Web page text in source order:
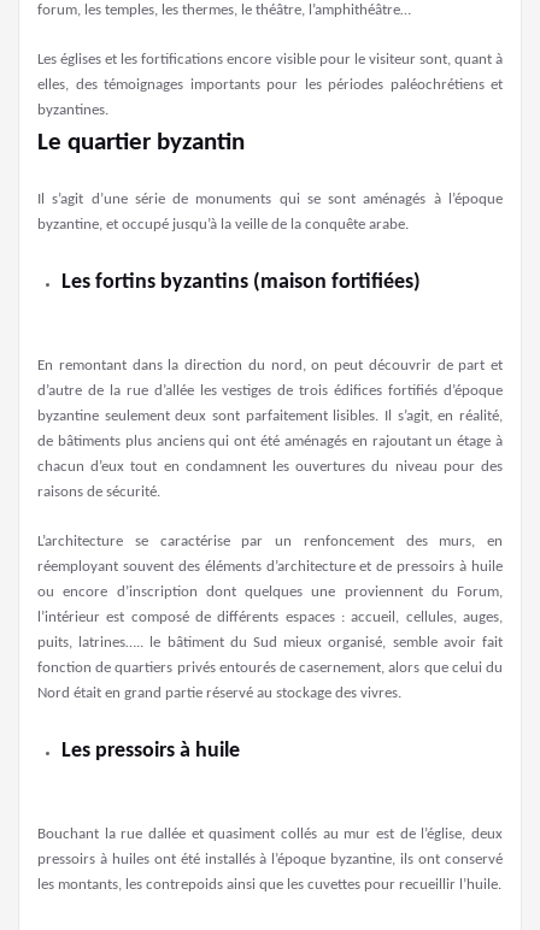
forum, les temples, les thermes, le théâtre, l’amphithéâtre…
Les églises et les fortifications encore visible pour le visiteur sont, quant à
elles, des témoignages importants pour les périodes paléochrétiens et
byzantines.
Le quartier byzantin
Il s’agit d’une série de monuments qui se sont aménagés à l’époque
byzantine, et occupé jusqu’à la veille de la conquête arabe.
Les fortins byzantins (maison fortifiées)
En remontant dans la direction du nord, on peut découvrir de part et
d’autre de la rue d’allée les vestiges de trois édifices fortifiés d’époque
byzantine seulement deux sont parfaitement lisibles. Il s’agit, en réalité,
de bâtiments plus anciens qui ont été aménagés en rajoutant un étage à
chacun d’eux tout en condamnent les ouvertures du niveau pour des
raisons de sécurité.
L’architecture se caractérise par un renfoncement des murs, en
réemployant souvent des éléments d’architecture et de pressoirs à huile
ou encore d’inscription dont quelques une proviennent du Forum,
l’intérieur est composé de différents espaces : accueil, cellules, auges,
puits, latrines….. le bâtiment du Sud mieux organisé, semble avoir fait
fonction de quartiers privés entourés de casernement, alors que celui du
Nord était en grand partie réservé au stockage des vivres.
Les pressoirs à huile
Bouchant la rue dallée et quasiment collés au mur est de l’église, deux
pressoirs à huiles ont été installés à l’époque byzantine, ils ont conservé
les montants, les contrepoids ainsi que les cuvettes pour recueillir l’huile.